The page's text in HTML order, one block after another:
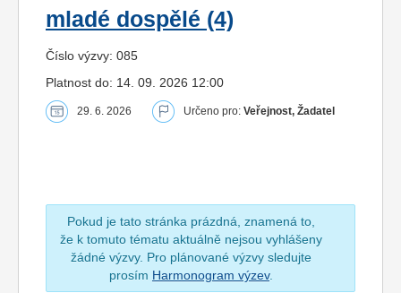
mladé dospělé (4)
Číslo výzvy: 085
Platnost do: 14. 09. 2026 12:00
29. 6. 2026 Určeno pro: Veřejnost, Žadatel
Pokud je tato stránka prázdná, znamená to,
že k tomuto tématu aktuálně nejsou vyhlášeny
žádné výzvy. Pro plánované výzvy sledujte
prosím Harmonogram výzev.